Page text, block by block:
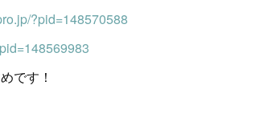
?pid=148570588
です！